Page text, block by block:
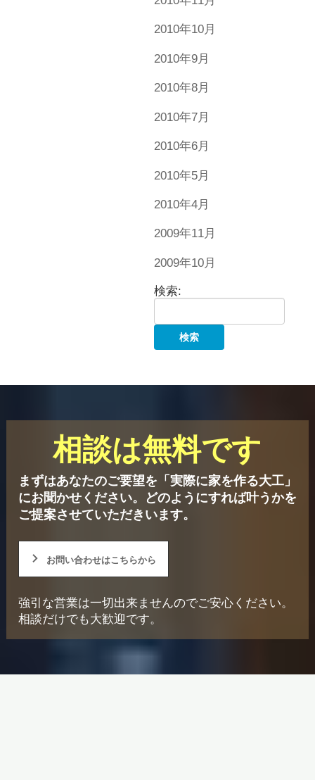
2010年10月
2010年9月
2010年8月
2010年7月
2010年6月
2010年5月
2010年4月
2009年11月
2009年10月
検索:
相談は無料です
まずはあなたのご要望を「実際に家を作る大工」
にお聞かせください。
どのようにすれば叶うかを
ご提案させていただきいます。
お問い合わせはこちらから
強引な営業は一切出来ませんのでご安心ください。
相談だけでも大歓迎です。